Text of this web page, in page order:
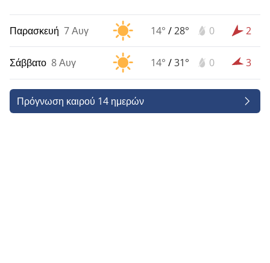
Παρασκευή 7 Αυγ 14° /28° 0 2
Σάββατο 8 Αυγ 14° /31° 0 3
Πρόγνωση καιρού 14 ημερών